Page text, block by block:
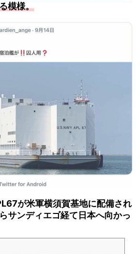
模様。
が米軍横須賀基地に配備され
サンディエゴ経て日本へ向かっ